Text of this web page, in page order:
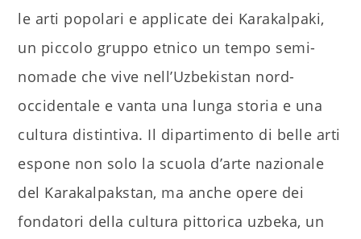
le arti popolari e applicate dei Karakalpaki,
un piccolo gruppo etnico un tempo semi-
nomade che vive nell’Uzbekistan nord-
occidentale e vanta una lunga storia e una
cultura distintiva. Il dipartimento di belle arti
espone non solo la scuola d’arte nazionale
del Karakalpakstan, ma anche opere dei
fondatori della cultura pittorica uzbeka, un